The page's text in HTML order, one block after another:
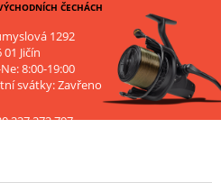
ČECHÁCH
1292
01 Jičín
8:00-19:00
svátky: Zavřeno
227 272 797